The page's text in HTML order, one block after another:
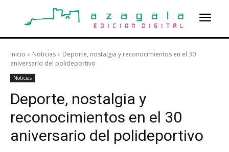
Inicio Noticias
Deporte, nostalgia y reconocimientos en el 30
aniversario del polideportivo
Noticias
Deporte, nostalgia y
reconocimientos en el 30
aniversario del polideportivo